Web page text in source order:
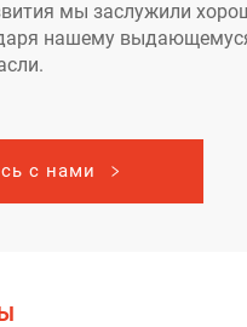
мы заслужили
нашему
с нами